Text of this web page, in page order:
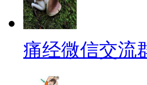
痛经微信交流